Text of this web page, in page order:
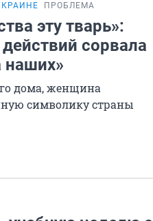
ПРОБЛЕМА
эту тварь»:
сорвала
наших»
дома, женщина
символику страны